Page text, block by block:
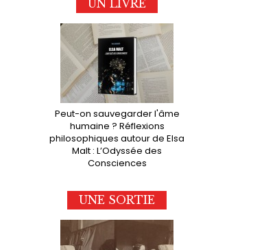
UN LIVRE
Peut-on sauvegarder l'âme
humaine ? Réflexions
philosophiques autour de Elsa
Malt : L’Odyssée des
Consciences
UNE SORTIE